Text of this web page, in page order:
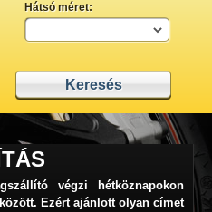
Hátsó méret:
végzi
hétköznapokon
Ezért ajánlott olyan címet